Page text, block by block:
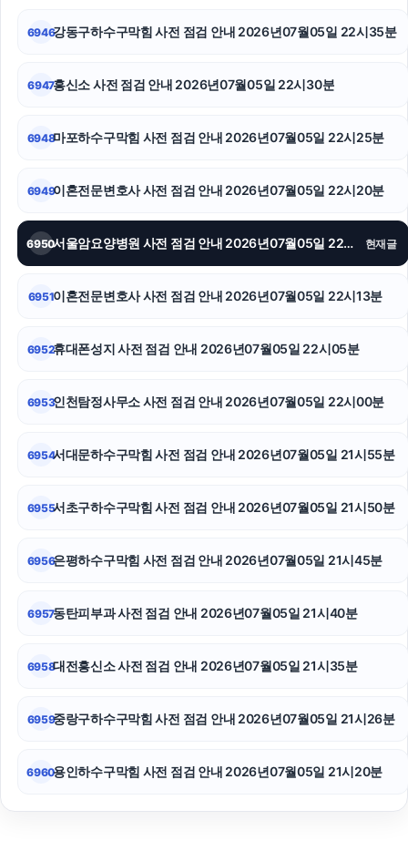
이혼소송
수원학교폭력변호사
휴대폰소액결제
부산휴대폰성지
인스타그램 좋아요
의정부법무법인
6946강동구하수구막힘 사전 점검 안내 2026년07월05일 22시35분
6947흥신소 사전 점검 안내 2026년07월05일 22시30분
6948마포하수구막힘 사전 점검 안내 2026년07월05일 22시25분
6949이혼전문변호사 사전 점검 안내 2026년07월05일 22시20분
6950 서울암요양병원 사전 점검 안내 2026년07월05일 22시16분 현재글
6951이혼전문변호사 사전 점검 안내 2026년07월05일 22시13분
6952휴대폰성지 사전 점검 안내 2026년07월05일 22시05분
6953인천탐정사무소 사전 점검 안내 2026년07월05일 22시00분
6954서대문하수구막힘 사전 점검 안내 2026년07월05일 21시55분
6955서초구하수구막힘 사전 점검 안내 2026년07월05일 21시50분
6956은평하수구막힘 사전 점검 안내 2026년07월05일 21시45분
6957동탄피부과 사전 점검 안내 2026년07월05일 21시40분
6958대전흥신소 사전 점검 안내 2026년07월05일 21시35분
6959중랑구하수구막힘 사전 점검 안내 2026년07월05일 21시26분
6960용인하수구막힘 사전 점검 안내 2026년07월05일 21시20분